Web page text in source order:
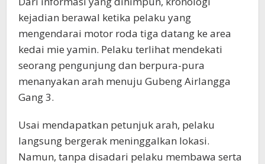
kejadian berawal ketika pelaku yang
mengendarai motor roda tiga datang ke area
kedai mie yamin. Pelaku terlihat mendekati
seorang pengunjung dan berpura-pura
menanyakan arah menuju Gubeng Airlangga
Gang 3.
Usai mendapatkan petunjuk arah, pelaku
langsung bergerak meninggalkan lokasi.
Namun, tanpa disadari pelaku membawa serta